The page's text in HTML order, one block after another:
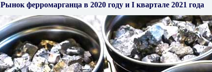
Рынок ферромарганца в 2020 году и I квартале 2021 года